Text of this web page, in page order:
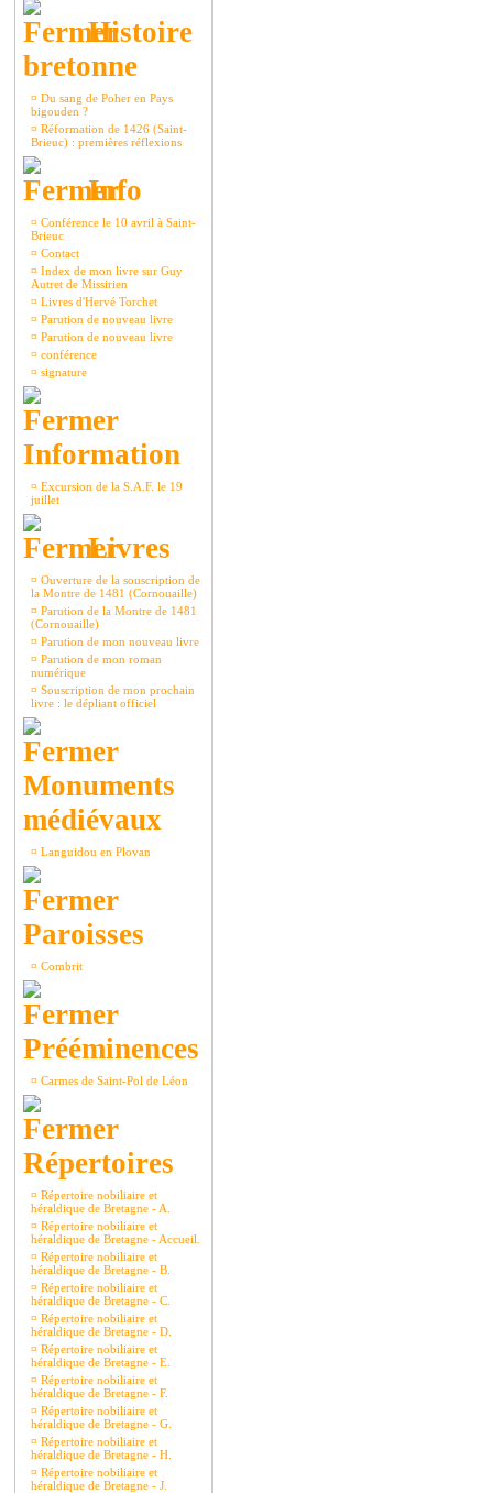
Histoire
bretonne
¤ Du sang de Poher en Pays
bigouden ?
¤ Réformation de 1426 (Saint-
Brieuc) : premières réflexions
Info
¤ Conférence le 10 avril à Saint-
Brieuc
¤ Contact
¤ Index de mon livre sur Guy
Autret de Missirien
¤ Livres d'Hervé Torchet
¤ Parution de nouveau livre
¤ Parution de nouveau livre
¤ conférence
¤ signature
Information
¤ Excursion de la S.A.F. le 19
juillet
Livres
¤ Ouverture de la souscription de
la Montre de 1481 (Cornouaille)
¤ Parution de la Montre de 1481
(Cornouaille)
¤ Parution de mon nouveau livre
¤ Parution de mon roman
numérique
¤ Souscription de mon prochain
livre : le dépliant officiel
Monuments
médiévaux
¤ Languidou en Plovan
Paroisses
¤ Combrit
Prééminences
¤ Carmes de Saint-Pol de Léon
Répertoires
¤ Répertoire nobiliaire et
héraldique de Bretagne - A.
¤ Répertoire nobiliaire et
héraldique de Bretagne - Accueil.
¤ Répertoire nobiliaire et
héraldique de Bretagne - B.
¤ Répertoire nobiliaire et
héraldique de Bretagne - C.
¤ Répertoire nobiliaire et
héraldique de Bretagne - D.
¤ Répertoire nobiliaire et
héraldique de Bretagne - E.
¤ Répertoire nobiliaire et
héraldique de Bretagne - F.
¤ Répertoire nobiliaire et
héraldique de Bretagne - G.
¤ Répertoire nobiliaire et
héraldique de Bretagne - H.
¤ Répertoire nobiliaire et
héraldique de Bretagne - J.